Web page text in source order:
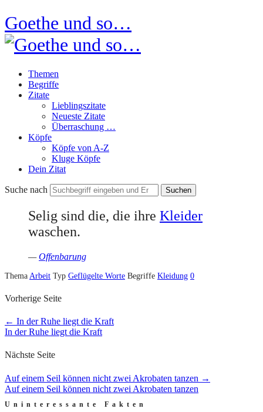
Goethe und so…
Themen
Begriffe
Zitate
Lieblingszitate
Neueste Zitate
Überraschung …
Köpfe
Köpfe von A-Z
Kluge Köpfe
Dein Zitat
Suche nach
Selig sind die, die ihre Kleider
waschen.
—Offenbarung
Thema Arbeit Typ Geflügelte Worte Begriffe Kleidung 0
Vorherige Seite
← In der Ruhe liegt die Kraft
In der Ruhe liegt die Kraft
Nächste Seite
Auf einem Seil können nicht zwei Akrobaten tanzen →
Auf einem Seil können nicht zwei Akrobaten tanzen
Uninteressante Fakten